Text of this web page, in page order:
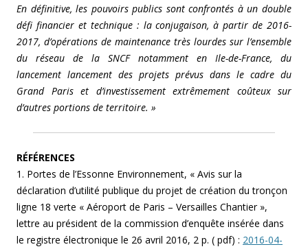
En définitive, les pouvoirs publics sont confrontés à un double
défi financier et technique : la conjugaison, à partir de 2016-
2017, d’opérations de maintenance très lourdes sur l’ensemble
du réseau de la SNCF notamment en Ile-de-France, du
lancement lancement des projets prévus dans le cadre du
Grand Paris et d’investissement extrêmement coûteux sur
d’autres portions de territoire. »
RÉFÉRENCES
1. Portes de l’Essonne Environnement, « Avis sur la
déclaration d’utilité publique du projet de création du tronçon
ligne 18 verte « Aéroport de Paris – Versailles Chantier »,
lettre au président de la commission d’enquête insérée dans
le registre électronique le 26 avril 2016, 2 p. ( pdf) : 2016-04-